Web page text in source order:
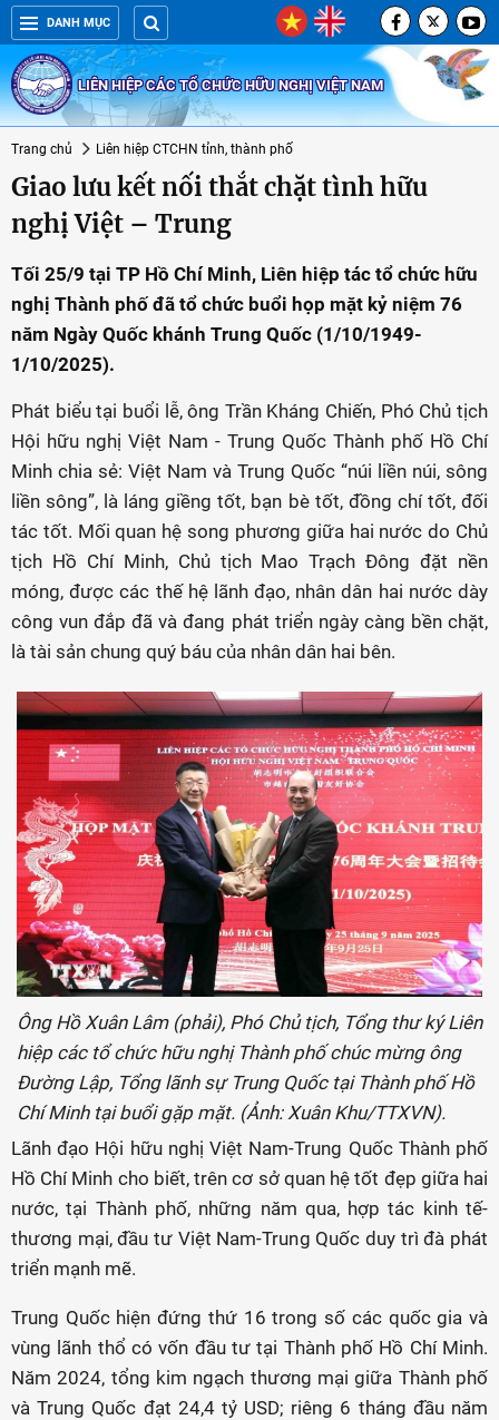
DANH MỤC
LIÊN HIỆP CÁC TỔ CHỨC HỮU NGHỊ VIỆT NAM
Trang chủ Liên hiệp CTCHN tỉnh, thành phố
Giao lưu kết nối thắt chặt tình hữu
nghị Việt – Trung
Tối 25/9 tại TP Hồ Chí Minh, Liên hiệp tác tổ chức hữu
nghị Thành phố đã tổ chức buổi họp mặt kỷ niệm 76
năm Ngày Quốc khánh Trung Quốc (1/10/1949-
1/10/2025).
Phát biểu tại buổi lễ, ông Trần Kháng Chiến, Phó Chủ tịch
Hội hữu nghị Việt Nam - Trung Quốc Thành phố Hồ Chí
Minh chia sẻ: Việt Nam và Trung Quốc “núi liền núi, sông
liền sông”, là láng giềng tốt, bạn bè tốt, đồng chí tốt, đối
tác tốt. Mối quan hệ song phương giữa hai nước do Chủ
tịch Hồ Chí Minh, Chủ tịch Mao Trạch Đông đặt nền
móng, được các thế hệ lãnh đạo, nhân dân hai nước dày
công vun đắp đã và đang phát triển ngày càng bền chặt,
là tài sản chung quý báu của nhân dân hai bên.
Ông Hồ Xuân Lâm (phải), Phó Chủ tịch, Tổng thư ký Liên
hiệp các tổ chức hữu nghị Thành phố chúc mừng ông
Đường Lập, Tổng lãnh sự Trung Quốc tại Thành phố Hồ
Chí Minh tại buổi gặp mặt. (Ảnh: Xuân Khu/TTXVN).
Lãnh đạo Hội hữu nghị Việt Nam-Trung Quốc Thành phố
Hồ Chí Minh cho biết, trên cơ sở quan hệ tốt đẹp giữa hai
nước, tại Thành phố, những năm qua, hợp tác kinh tế-
thương mại, đầu tư Việt Nam-Trung Quốc duy trì đà phát
triển mạnh mẽ.
Trung Quốc hiện đứng thứ 16 trong số các quốc gia và
vùng lãnh thổ có vốn đầu tư tại Thành phố Hồ Chí Minh.
Năm 2024, tổng kim ngạch thương mại giữa Thành phố
và Trung Quốc đạt 24,4 tỷ USD; riêng 6 tháng đầu năm